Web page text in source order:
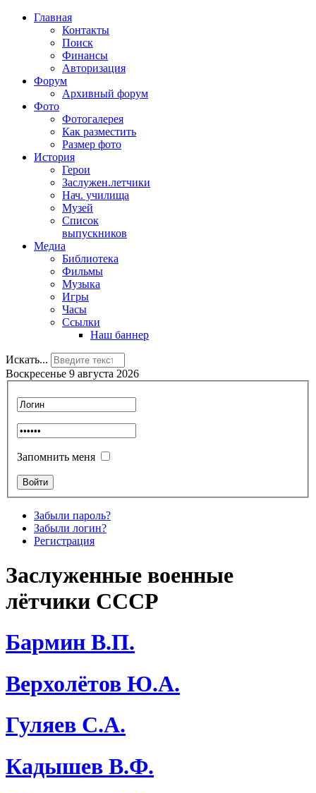
Главная
Контакты
Поиск
Финансы
Авторизация
Форум
Архивный форум
Фото
Фотогалерея
Как разместить
Размер фото
История
Герои
Заслужен.летчики
Нач. училища
Музей
Список
выпускников
Медиа
Библиотека
Фильмы
Музыка
Игры
Часы
Ссылки
Наш баннер
Искать...
Воскресенье 9 августа 2026
Запомнить меня
Забыли пароль?
Забыли логин?
Регистрация
Заслуженные военные
лётчики СССР
Бармин В.П.
Верхолётов Ю.А.
Гуляев С.А.
Кадышев В.Ф.